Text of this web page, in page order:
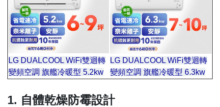
LG DUALCOOL WiFi雙迴轉
變頻空調 旗艦冷暖型 5.2kw
LG DUALCOOL WiFi雙迴轉
變頻空調 旗艦冷暖型 6.3kw
1. 自體乾燥防霉設計